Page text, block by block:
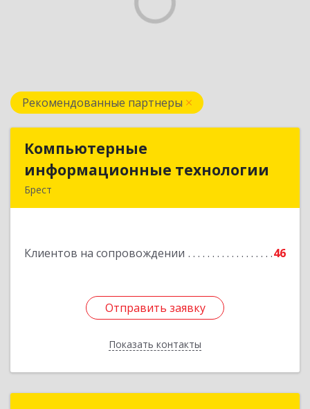
Рекомендованные партнеры
Компьютерные
информационные технологии
Брест
Клиентов на сопровождении 46
Отправить заявку
Показать контакты
информационные технологии
Отправить заявку
Назад